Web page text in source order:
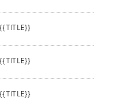
{{TITLE}}
{{TITLE}}
{{TITLE}}